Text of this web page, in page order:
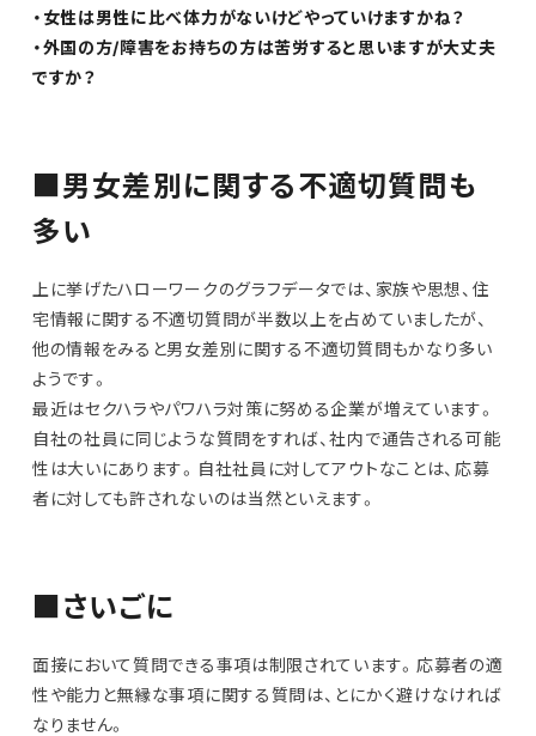
・女性は男性に比べ体力がないけどやっていけますかね？
・外国の方/障害をお持ちの方は苦労すると思いますが大丈夫
ですか？
■男女差別に関する不適切質問も
多い
上に挙げたハローワークのグラフデータでは、家族や思想、住
宅情報に関する不適切質問が半数以上を占めていましたが、
他の情報をみると男女差別に関する不適切質問もかなり多い
ようです。
最近はセクハラやパワハラ対策に努める企業が増えています。
自社の社員に同じような質問をすれば、社内で通告される可能
性は大いにあります。自社社員に対してアウトなことは、応募
者に対しても許されないのは当然といえます。
■さいごに
面接において質問できる事項は制限されています。応募者の適
性や能力と無縁な事項に関する質問は、とにかく避けなければ
なりません。